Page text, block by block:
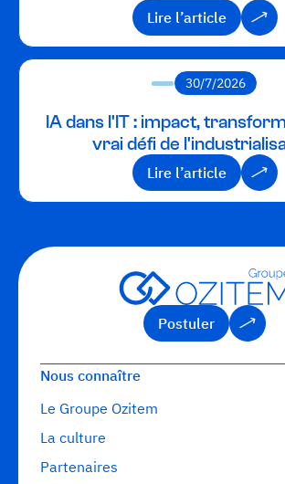
Lire l’article
Lire l’article
30/7/2026
IA dans l'IT : impact,
vrai défi de
Lire l’article
Lire l’article
Postuler
Postuler
Nous connaître
Le Groupe Ozitem
La culture
Partenaires